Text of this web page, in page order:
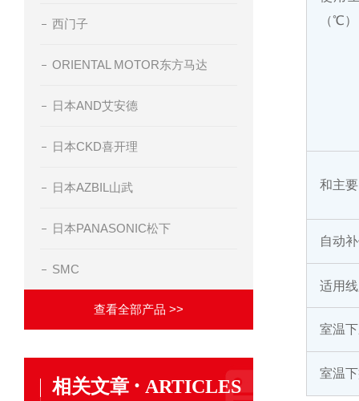
西门子
ORIENTAL MOTOR东方马达
日本AND艾安德
日本CKD喜开理
日本AZBIL山武
日本PANASONIC松下
SMC
查看全部产品 >>
相关文章 · ARTICLES
（℃）
和主
自动
适用
室温
室温